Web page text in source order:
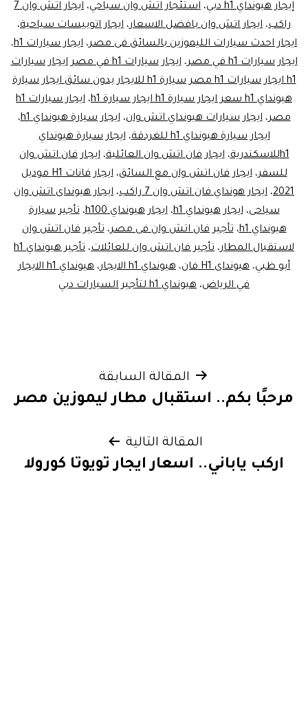
إيجار هيونداي h1 دبي
، استئجار اتش وان سياحي،
ايجار اتش وان 7
راكب، ايجار اتش وان بافضل الاسعار، ايجار اتوبيسات سياحية،
ايجار احدث سيارات الليموزين بالسائق فى مصر، ايجار سيارات h1
،
ايجار سيارات h1 في مصر
،
ايجار سيارات h1 في مصر ايجار سيارات
h1 ايجار سيارات h1 مصر سيارة h1 للايجار بدون سائق ايجار سيارة
هيونداي h1 سعر ايجار سيارة h1 ايجار سيارة h1
،
ايجار سيارات h1
مصر،ايجار سيارات هيونداي اتش وان،ايجار سيارة هيونداي h1
،
ايجار سيارة هيونداي h1 للغردقة
،ايجار سيارة هيونداي
h1للاسكندرية
،ايجار فان اتش وان العائلية،ايجار فان اتش وان
للسفر،ايجار فان اتش وان مع السائق،
ايجار فانات H1 موديل
2021، ايجار هونداي فان اتش وان 7 راكب ، ايجار هيونداى اتش وان
سياحى،ايجار هيونداي h1 ،ايجار هيونداي h100 ،تأجير سيارة
هيونداي h1
،تأجير فان اتش وان فى مصر،تأجير فان اتش وان
لاستقبال المطار، تأجير فان اتش وان للعائلات،
تأجير هيونداي h1
أبو ظبي، هيونداى H1 فان ، هيونداي h1 الايجار ،
هيونداي h1 الايجار
في الرياض، هيونداي h1 لتأجير السيارات دبي
تصفّح
المقالات
المقالة السابقة
مرحبًا بكم.. استقبال مطار ليموزين مصر
المقالة التالية
اركب ياباني.. اسعار ايجار تويوتا كورولا